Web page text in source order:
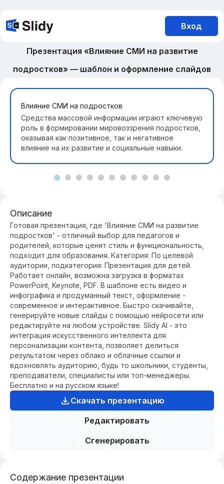
Вход
Презентация «Влияние СМИ на развитие
подростков» — шаблон и оформление слайдов
Влияние СМИ на подростков
Средства массовой информации играют ключевую
роль в формировании мировоззрения подростков,
оказывая как позитивное, так и негативное
влияние на их развитие и социальные навыки.
Описание
Готовая презентация, где 'Влияние СМИ на развитие
подростков' - отличный выбор для педагогов и
родителей, которые ценят стиль и функциональность,
подходит для образования. Категория: По целевой
аудитории, подкатегория: Презентация для детей.
Работает онлайн, возможна загрузка в форматах
PowerPoint, Keynote, PDF. В шаблоне есть видео и
инфографика и продуманный текст, оформление -
современное и интерактивное. Быстро скачивайте,
генерируйте новые слайды с помощью нейросети или
редактируйте на любом устройстве. Slidy AI - это
интеграция искусственного интеллекта для
персонализации контента, позволяет делиться
результатом через облако и облачные ссылки и
вдохновлять аудиторию, будь то школьники, студенты,
преподаватели, специалисты или топ-менеджеры.
Бесплатно и на русском языке!
Скачать презентацию
Редактировать
Сгенерировать
Содержание презентации